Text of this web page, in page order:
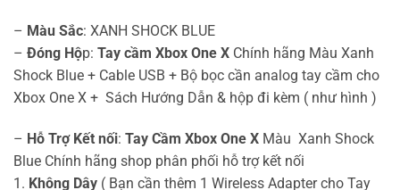
– Màu Sắc: XANH SHOCK BLUE
– Đóng Hộp: Tay cầm Xbox One X Chính hãng Màu Xanh
Shock Blue + Cable USB + Bộ bọc cần analog tay cầm cho
Xbox One X + Sách Hướng Dẫn & hộp đi kèm ( như hình )
– Hỗ Trợ Kết nối: Tay Cầm Xbox One X Màu Xanh Shock
Blue Chính hãng shop phân phối hỗ trợ kết nối
1. Không Dây ( Bạn cần thêm 1 Wireless Adapter cho Tay